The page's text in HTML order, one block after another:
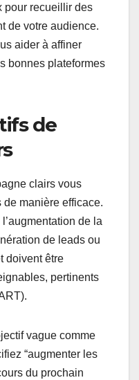
pour recueillir des
de votre audience.
aider à affiner
bonnes plateformes
de
clairs vous
de manière efficace.
de la
de leads ou
doivent être
pertinents
vague comme
“augmenter les
du prochain